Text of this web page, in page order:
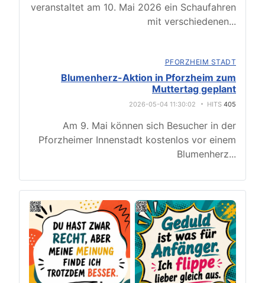
veranstaltet am 10. Mai 2026 ein Schaufahren
mit verschiedenen...
PFORZHEIM STADT
Blumenherz-Aktion in Pforzheim zum
Muttertag geplant
2026-05-04 11:30:02 HITS 405
Am 9. Mai können sich Besucher in der
Pforzheimer Innenstadt kostenlos vor einem
Blumenherz...